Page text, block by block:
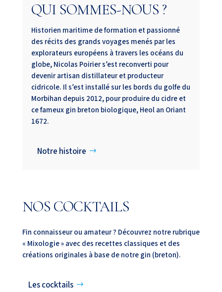
QUI SOMMES-NOUS ?
Historien maritime de formation et passionné
des récits des grands voyages menés par les
explorateurs européens à travers les océans du
globe, Nicolas Poirier s’est reconverti pour
devenir artisan distillateur et producteur
cidricole. Il s’est installé sur les bords du golfe du
Morbihan depuis 2012, pour produire du cidre et
ce fameux gin breton biologique, Heol an Oriant
1672.
Notre histoire
NOS COCKTAILS
Fin connaisseur ou amateur ? Découvrez notre rubrique
« Mixologie » avec des recettes classiques et des
créations originales à base de notre gin (breton).
Les cocktails